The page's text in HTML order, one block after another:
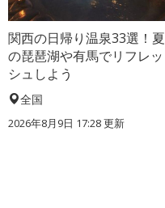
関西の日帰り温泉33選！夏
の琵琶湖や有馬でリフレッ
シュしよう
全国
2026年8月9日 17:28更新